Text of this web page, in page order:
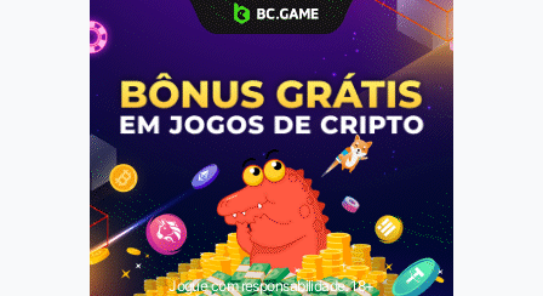
Jogue com responsabilidade. 18+